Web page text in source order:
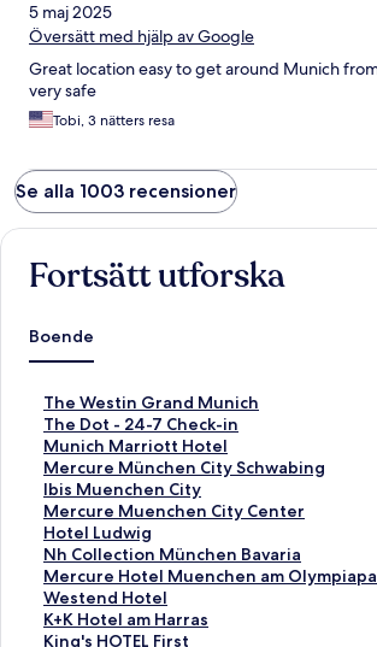
5 maj 2025
Översätt med hjälp av Google
Great location easy to get around Munich
very safe
Tobi, 3 nätters resa
Se alla 1003 recensioner
Fortsätt utforska
Boende
The Westin Grand Munich
L
ä
n
k
t
i
l
l
s
i
d
a
The Dot - 24-7 Check-in
L
ä
n
k
t
i
l
l
s
i
d
Munich Marriott Hotel
L
ä
n
k
t
i
l
l
s
i
Mercure München City Schwabing
L
ä
n
k
t
i
l
l
s
Ibis Muenchen City
L
ä
n
k
t
i
l
l
Mercure Muenchen City Center
L
ä
n
k
t
i
l
Hotel Ludwig
L
ä
n
k
t
i
Nh Collection München Bavaria
L
ä
n
k
t
Mercure Hotel Muenchen am
L
ä
n
k
Westend Hotel
L
ä
n
K+K Hotel am Harras
L
ä
King's HOTEL First
L